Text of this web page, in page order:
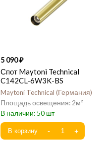
5 090
Спот Maytoni Technical
C142CL-6W3K-BS
Maytoni Technical Германия
2
50